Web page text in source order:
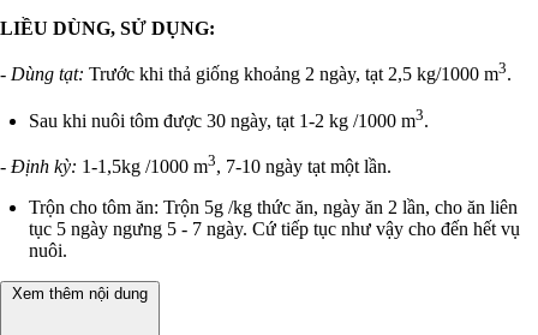
LIỀU DÙNG, SỬ DỤNG:
- Dùng tạt: Trước khi thả giống khoảng 2 ngày, tạt 2,5 kg/1000 m3.
Sau khi nuôi tôm được 30 ngày, tạt 1-2 kg /1000 m3.
- Định kỳ: 1-1,5kg /1000 m3, 7-10 ngày tạt một lần.
Trộn cho tôm ăn: Trộn 5g /kg thức ăn, ngày ăn 2 lần, cho ăn liên
tục 5 ngày ngưng 5 - 7 ngày. Cứ tiếp tục như vậy cho đến hết vụ
nuôi.
Xem thêm nội dung